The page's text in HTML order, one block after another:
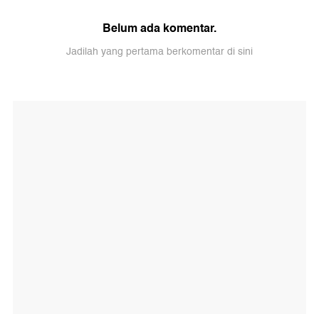
Belum ada komentar.
Jadilah yang pertama berkomentar di sini